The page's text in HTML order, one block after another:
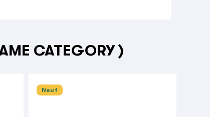
CATEGORY )
Neuf